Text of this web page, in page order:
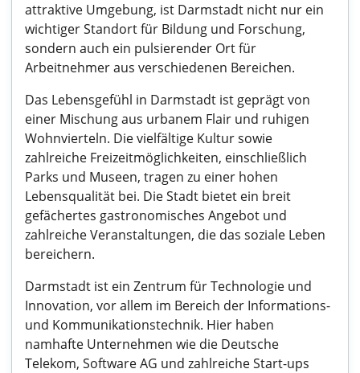
attraktive Umgebung, ist Darmstadt nicht nur ein
wichtiger Standort für Bildung und Forschung,
sondern auch ein pulsierender Ort für
Arbeitnehmer aus verschiedenen Bereichen.
Das Lebensgefühl in Darmstadt ist geprägt von
einer Mischung aus urbanem Flair und ruhigen
Wohnvierteln. Die vielfältige Kultur sowie
zahlreiche Freizeitmöglichkeiten, einschließlich
Parks und Museen, tragen zu einer hohen
Lebensqualität bei. Die Stadt bietet ein breit
gefächertes gastronomisches Angebot und
zahlreiche Veranstaltungen, die das soziale Leben
bereichern.
Darmstadt ist ein Zentrum für Technologie und
Innovation, vor allem im Bereich der Informations-
und Kommunikationstechnik. Hier haben
namhafte Unternehmen wie die Deutsche
Telekom, Software AG und zahlreiche Start-ups